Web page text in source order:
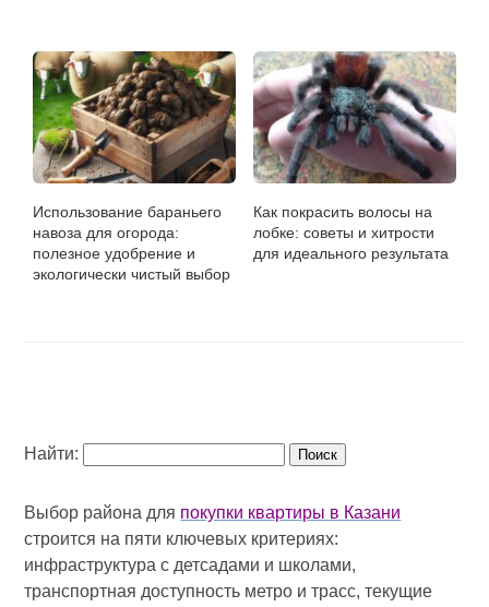
Использование бараньего
навоза для огорода:
полезное удобрение и
экологически чистый выбор
Как покрасить волосы на
лобке: советы и хитрости
для идеального результата
Найти:
Выбор района для покупки квартиры в Казани
строится на пяти ключевых критериях:
инфраструктура с детсадами и школами,
транспортная доступность метро и трасс, текущие